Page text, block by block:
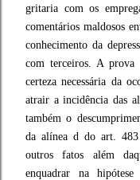
gritaria com os
comentários maldosos
conhecimento da
com terceiros. A prova
certeza necessária da
atrair a incidência das
também o
da alínea d do art. 483
outros fatos além
enquadrar na